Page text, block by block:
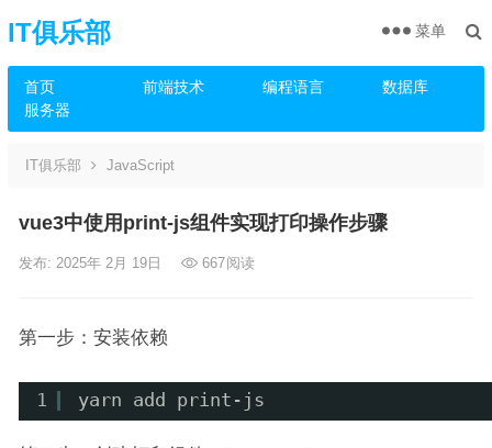
IT俱乐部
首页 前端技术 编程语言
数据库
服务器
菜单
IT俱乐部 JavaScript
vue3中使用print-js组件实现打印操作步骤
发布: 2025年 2月 19日 667阅读
第一步：安装依赖
1 yarn add print-js